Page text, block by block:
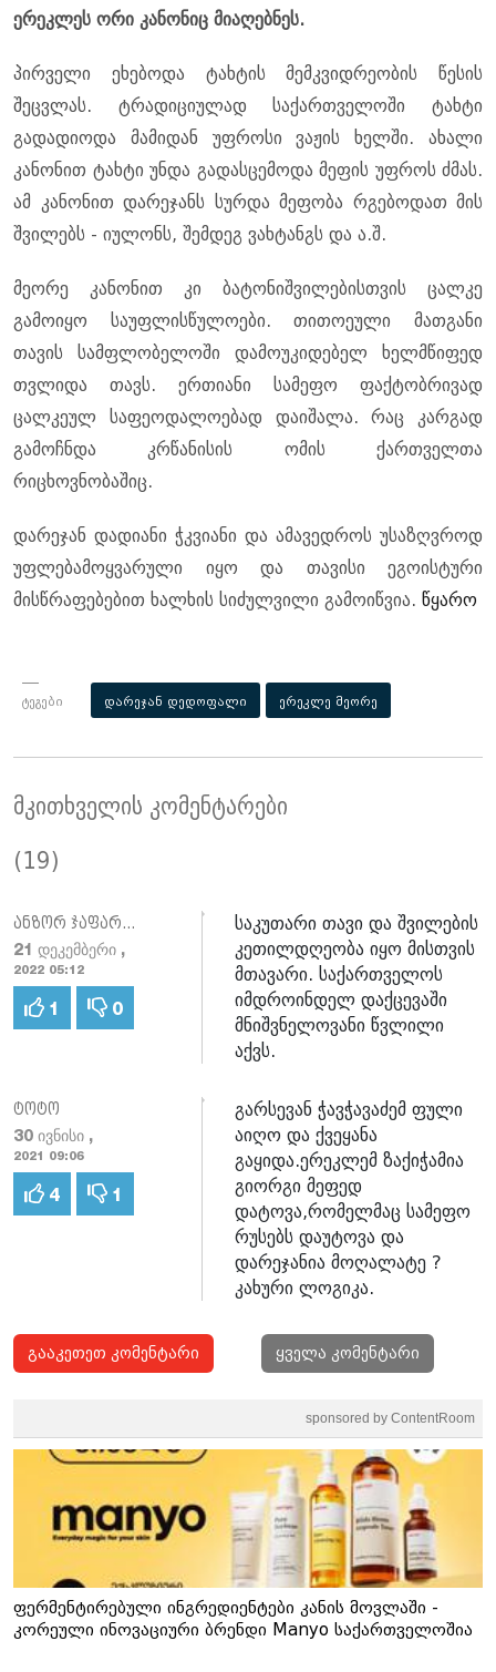
ერეკლეს ორი კანონიც მიაღებნეს.
პირველი ეხებოდა ტახტის მემკვიდრეობის წესის
შეცვლას. ტრადიციულად საქართველოში ტახტი
გადადიოდა მამიდან უფროსი ვაჟის ხელში. ახალი
კანონით ტახტი უნდა გადასცემოდა მეფის უფროს ძმას.
ამ კანონით დარეჯანს სურდა მეფობა რგებოდათ მის
შვილებს - იულონს, შემდეგ ვახტანგს და ა.შ.
მეორე კანონით კი ბატონიშვილებისთვის ცალკე
გამოიყო საუფლისწულოები. თითოეული მათგანი
თავის სამფლობელოში დამოუკიდებელ ხელმწიფედ
თვლიდა თავს. ერთიანი სამეფო ფაქტობრივად
ცალკეულ საფეოდალოებად დაიშალა. რაც კარგად
გამოჩნდა კრწანისის ომის ქართველთა
რიცხოვნობაშიც.
დარეჯან დადიანი ჭკვიანი და ამავედროს უსაზღვროდ
უფლებამოყვარული იყო და თავისი ეგოისტური
მისწრაფებებით ხალხის სიძულვილი გამოიწვია. წყარო
ტეგები დარეჯან დედოფალი ერეკლე მეორე
მკითხველის კომენტარები
(19)
ანზორ ჯაფარიძე
21 დეკემბერი ,
2022 05:12
1 0
საკუთარი თავი და შვილების
კეთილდღეობა იყო მისთვის
მთავარი. საქართველოს
იმდროინდელ დაქცევაში
მნიშვნელოვანი წვლილი
აქვს.
ტოტო
30 ივნისი ,
2021 09:06
4 1
გარსევან ჭავჭავაძემ ფული
აიღო და ქვეყანა
გაყიდა.ერეკლემ ზაქიჭამია
გიორგი მეფედ
დატოვა,რომელმაც სამეფო
რუსებს დაუტოვა და
დარეჯანია მოღალატე ?
კახური ლოგიკა.
გააკეთეთ კომენტარი ყველა კომენტარი
sponsored by ContentRoom
ფერმენტირებული ინგრედიენტები კანის მოვლაში -
კორეული ინოვაციური ბრენდი Manyo საქართველოშია